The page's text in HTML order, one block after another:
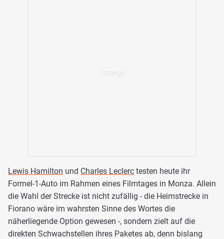
Lewis Hamilton und Charles Leclerc testen heute ihr
Formel-1-Auto im Rahmen eines Filmtages in Monza. Allein
die Wahl der Strecke ist nicht zufällig - die Heimstrecke in
Fiorano wäre im wahrsten Sinne des Wortes die
näherliegende Option gewesen -, sondern zielt auf die
direkten Schwachstellen ihres Paketes ab, denn bislang